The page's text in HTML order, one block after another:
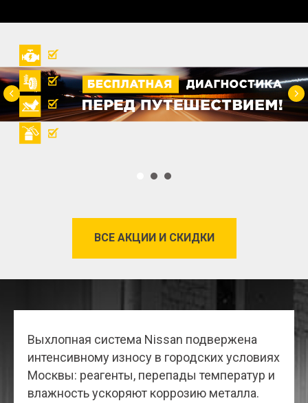
ВСЕ АКЦИИ И СКИДКИ
Выхлопная система Nissan подвержена
интенсивному износу в городских условиях
Москвы: реагенты, перепады температур и
влажность ускоряют коррозию металла.